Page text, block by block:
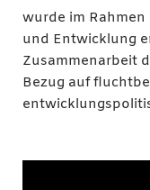
wurde im
und Entwicklung
Zusammenarbeit
Bezug auf